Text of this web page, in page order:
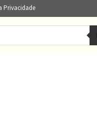
Privacidade